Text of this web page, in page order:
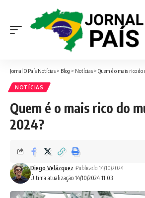
Jornal O País Notícias > Blog > Notícias > Quem é o mais rico
NOTÍCIAS
Quem é o mais rico do
2024?
Última atualização 14/10/2024 11:03
Diego Velázquez Publicado 14/10/2024